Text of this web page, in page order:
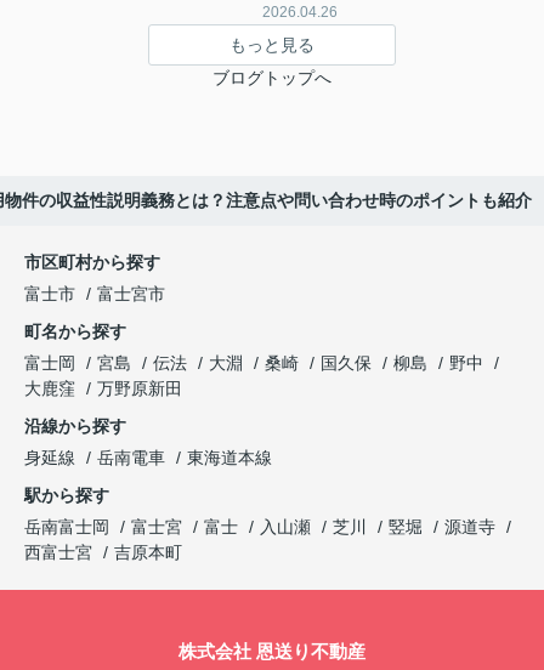
2026.04.26
もっと見る
ブログトップへ
件の収益性説明義務とは？注意点や問い合わせ時のポイントも紹介
市区町村から探す
富士市
富士宮市
町名から探す
富士岡
宮島 伝法 大淵 桑崎 国久保 柳島
野中
大鹿窪
万野原新田
沿線から探す
身延線
岳南電車
東海道本線
駅から探す
岳南富士岡
富士宮 富士 入山瀬 芝川 竪堀
源道寺
西富士宮
吉原本町
株式会社 恩送り不動産